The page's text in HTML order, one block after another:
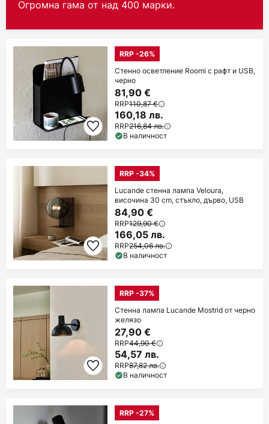
Огромна гама от над 400 марки.
RRP -26%
Стенно осветление Roomi с рафт и USB,
черно
81,90 €
RRP110,87 €
160,18 лв.
RRP216,84 лв.
В наличност
RRP -34%
Lucande стенна лампа Veloura,
височина 30 cm, стъкло, дърво, USB
84,90 €
RRP129,90 €
166,05 лв.
RRP254,06 лв.
В наличност
RRP -37%
Стенна лампа Lucande Mostrid от черно
желязо
27,90 €
RRP44,90 €
54,57 лв.
RRP87,82 лв.
В наличност
RRP -27%